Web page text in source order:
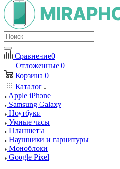
Сравнение0
Отложенные 0
Корзина 0
Каталог
Apple iPhone
Samsung Galaxy
Ноутбуки
Умные часы
Планшеты
Наушники и гарнитуры
Моноблоки
Google Pixel